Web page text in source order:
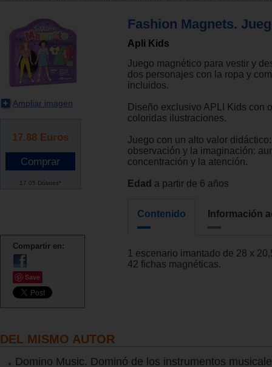
Ampliar imagen
17.88 Euros
17.05 Dólares*
Compartir en:
Save
Fashion Magnets.
Apli Kids
Juego magnético para vestir y
dos personajes con la ropa y
incluidos.
Diseño exclusivo APLI Kids con
coloridas ilustraciones.
Juego con un alto valor
observación y la imaginación:
concentración y la atención.
Edad a partir de 6 años
Contenido Información
1 escenario imantado de 28 x
42 fichas magnéticas.
DEL MISMO AUTOR
Domino Music. Dominó de los instrumentos